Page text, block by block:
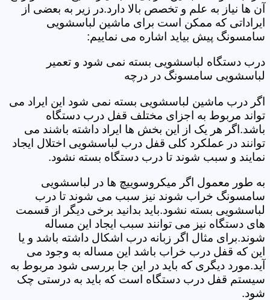
آن ها نیاز به علم و تخصص بالا دارد.در زیر به بعضی از
ایراداتی که ممکن است برای ماشین لباسشویی
سامسونگ پیش بیاید اشاره می نماییم:
درب دستگاه لباسشویی بسته نمی شود و تعمیر
لباسشویی سامسونگ در درچه
اگر درب ماشین لباسشویی بسته نمی شود این ایراد می
تواند مربوط به اجزای مختلف قفل درب دستگاه
باشد.اگر هر یک از این بخش ها ایراد داشته باشند می
توانند در عملکرد کلی قفل درب لباسشویی اختلال ایجاد
نمایند و سبب شوند تا درب دستگاه بسته نشود.
به طور معمول اگر میکروسوییچ ها در لباسشویی
سامسونگ خراب شوند نیز سبب می شوند تا درب
لباسشویی بسته نشود.باید بدانید برخی دیگر از قسمت
های دستگاه نیز می توانند سبب ایجاد این مساله
شوند.برای مثال اگر زبانه درب اشکال داشته باشد و یا
این که قفل درب خراب باشد این مساله به وجود می
آید.مورد دیگری که باید در این جا بررسی شود مربوط به
سیستم قفل درب دستگاه است که باید به درستی چک
شود.